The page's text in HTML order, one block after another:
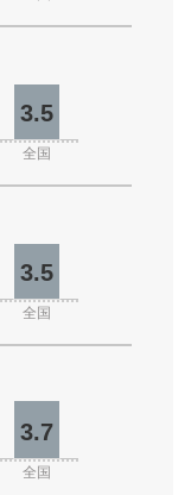
3.5
全国
3.5
全国
3.7
全国